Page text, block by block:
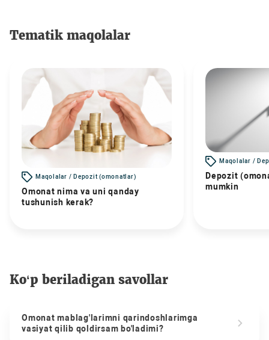
Tematik maqolalar
Maqolalar / Depozit (omonatlar)
Omonat nima va uni qanday
tushunish kerak?
Maqolalar /
Depozit
mumkin
Ko‘p beriladigan savollar
Omonat mablag'larimni qarindoshlarimga
vasiyat qilib qoldirsam bo'ladimi?